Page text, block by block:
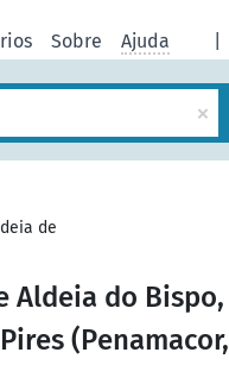
Sobre Ajuda
×
de
Aldeia do Bispo,
(Penamacor,